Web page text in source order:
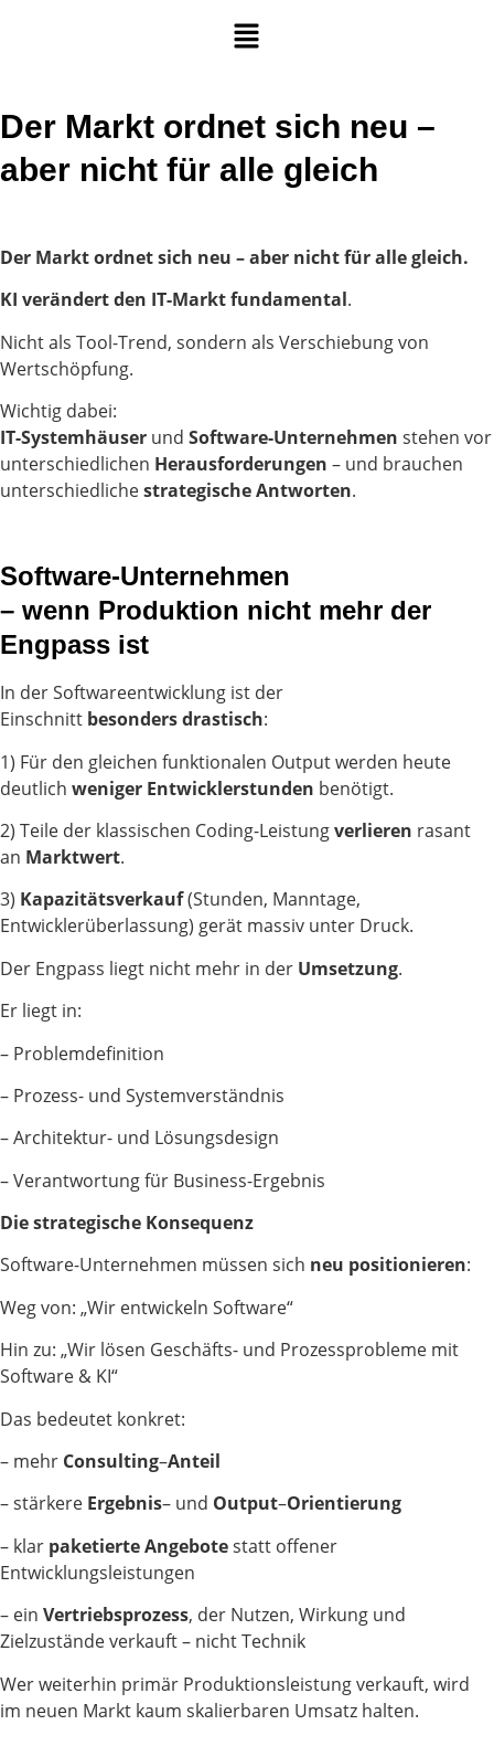
Der Markt ordnet sich neu –
aber nicht für alle gleich
Der Markt ordnet sich neu – aber nicht für alle gleich.
KI verändert den IT-Markt fundamental.
Nicht als Tool-Trend, sondern als Verschiebung von
Wertschöpfung.
Wichtig dabei:
IT-Systemhäuser und Software-Unternehmen stehen vor
unterschiedlichen Herausforderungen – und brauchen
unterschiedlichestrategischeAntworten.
Software-Unternehmen
– wenn Produktion nicht mehr der
Engpass ist
In der Softwareentwicklung ist der
Einschnitt besondersdrastisch:
1) Für den gleichen funktionalen Output werden heute
deutlich weniger Entwicklerstunden benötigt.
2) Teile der klassischen Coding-Leistungverlieren rasant
an Marktwert.
3) Kapazitätsverkauf(Stunden, Manntage,
Entwicklerüberlassung) gerät massiv unter Druck.
Der Engpass liegt nicht mehr in der Umsetzung.
Er liegt in:
– Problemdefinition
– Prozess- und Systemverständnis
– Architektur- und Lösungsdesign
– Verantwortung für Business-Ergebnis
Die strategische Konsequenz
Software-Unternehmen müssen sich neu positionieren:
Weg von: „Wir entwickeln Software“
Hin zu: „Wir lösen Geschäfts- und Prozessprobleme mit
Software & KI“
Das bedeutet konkret:
– mehr Consulting–Anteil
– stärkere Ergebnis– und Output–Orientierung
– klar paketierteAngebotestatt offener
Entwicklungsleistungen
– ein Vertriebsprozess, der Nutzen, Wirkung und
Zielzustände verkauft – nicht Technik
Wer weiterhin primär Produktionsleistung verkauft, wird
im neuen Markt kaum skalierbaren Umsatz halten.